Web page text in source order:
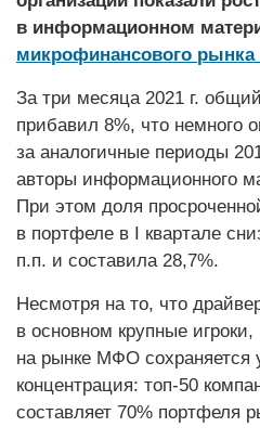
в информационном
микрофинансового рынка
За три месяца 2021 г.
прибавил 8%, что немного
за аналогичные периоды
авторы информационного
При этом доля
в портфеле в I квартале
п.п. и составила 28,7%.
Несмотря на то, что
в основном крупные игроки,
на рынке МФО сохраняется
концентрация: топ-50
составляет 70% портфеля